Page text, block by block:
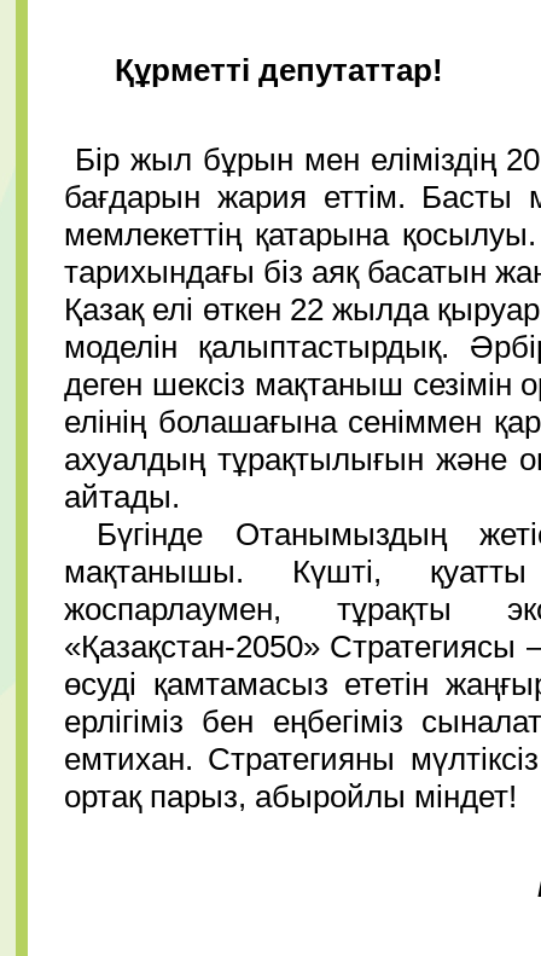
Құрметті депутаттар!
Бір жыл бұрын мен еліміздің
бағдарын жария еттім. Басты
мемлекеттің қатарына
тарихындағы біз аяқ басатын
Қазақ елі өткен 22 жылда
моделін қалыптастырдық.
деген шексіз мақтаныш сезімін
елінің болашағына сеніммен
ахуалдың тұрақтылығын және
айтады.
Бүгінде Отанымыздың
мақтанышы. Күшті, қуатты
жоспарлаумен, тұрақты
«Қазақстан-2050» Стратегиясы
өсуді қамтамасыз ететін
ерлігіміз бен еңбегіміз
емтихан. Стратегияны
ортақ парыз, абыройлы міндет!
Құрметті